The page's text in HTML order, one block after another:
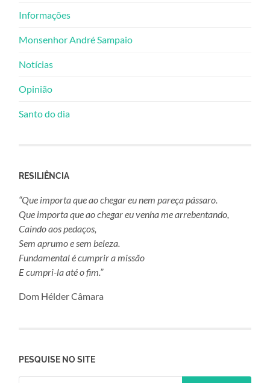
Informações
Monsenhor André Sampaio
Notícias
Opinião
Santo do dia
RESILIÊNCIA
“Que importa que ao chegar eu nem pareça pássaro.
Que importa que ao chegar eu venha me arrebentando,
Caindo aos pedaços,
Sem aprumo e sem beleza.
Fundamental é cumprir a missão
E cumpri-la até o fim.”
Dom Hélder Câmara
PESQUISE NO SITE